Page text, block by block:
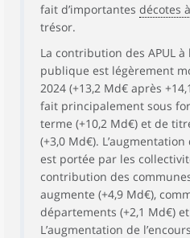
fait d’importantes décotes
trésor.
La contribution des APUL
publique est légèrement
2024 (+13,2 Md€ après
fait principalement sous
terme (+10,2 Md€) et de
(+3,0 Md€).
est portée par les
contribution des
augmente (+4,9 Md€),
départements (+2,1 Md€)
L’augmentation de